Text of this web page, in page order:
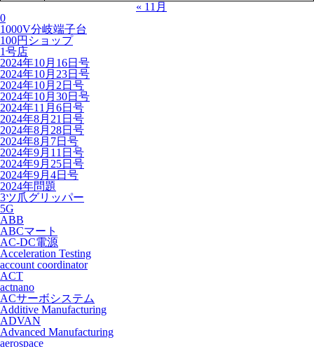
« 11月
0
1000V分岐端子台
100円ショップ
1号店
2024年10月16日号
2024年10月23日号
2024年10月2日号
2024年10月30日号
2024年11月6日号
2024年8月21日号
2024年8月28日号
2024年8月7日号
2024年9月11日号
2024年9月25日号
2024年9月4日号
2024年問題
3ツ爪グリッパー
5G
ABB
ABCマート
AC-DC電源
Acceleration Testing
account coordinator
ACT
actnano
ACサーボシステム
Additive Manufacturing
ADVAN
Advanced Manufacturing
aerospace